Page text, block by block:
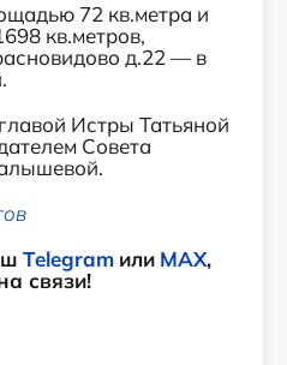
72 кв.метра и
кв.метров,
д.22 — в
Истры Татьяной
Совета
Telegram или MAX,
связи!